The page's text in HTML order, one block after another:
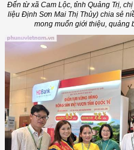
Đến từ xã Cam Lộc, tỉnh Quảng Trị,
liệu Định Sơn Mai Thị Thủy) chia sẻ
mong muốn giới thiệu, quảng